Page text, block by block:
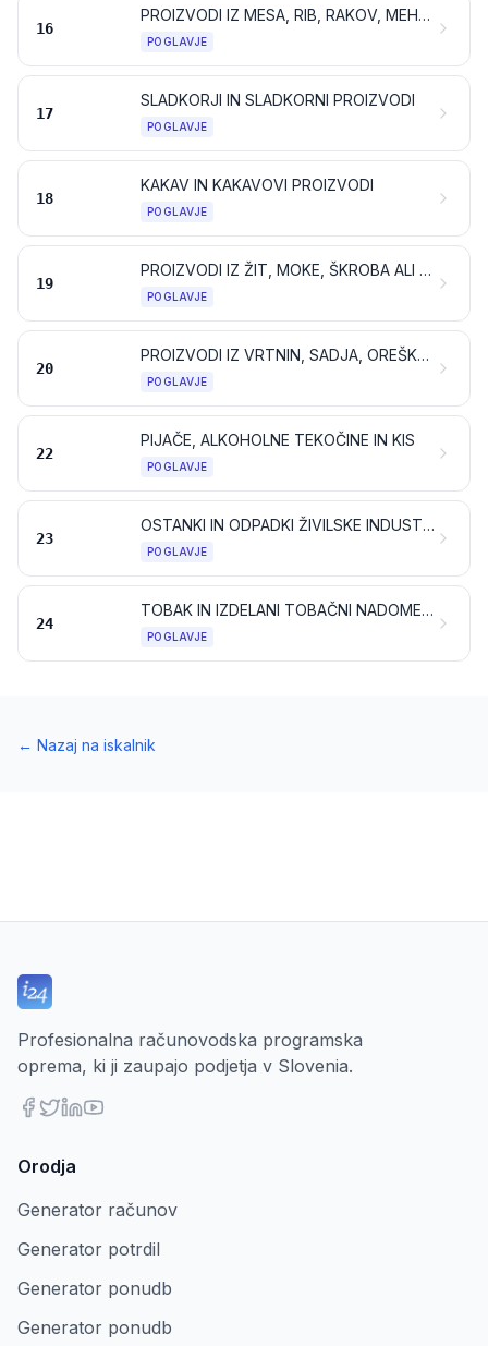
16
PROIZVODI IZ MESA, RIB, RAKOV, MEHKUŽCEV ALI DRUGIH VODNIH NEVRETENČARJEV ALI INSEKTOV
POGLAVJE
17
SLADKORJI IN SLADKORNI PROIZVODI
POGLAVJE
18
KAKAV IN KAKAVOVI PROIZVODI
POGLAVJE
19
PROIZVODI IZ ŽIT, MOKE, ŠKROBA ALI MLEKA; SLAŠČIČARSKI PROIZVODI
POGLAVJE
20
PROIZVODI IZ VRTNIN, SADJA, OREŠKOV ALI DRUGIH DELOV RASTLIN
POGLAVJE
22
PIJAČE, ALKOHOLNE TEKOČINE IN KIS
POGLAVJE
23
OSTANKI IN ODPADKI ŽIVILSKE INDUSTRIJE; PRIPRAVLJENA KRMA ZA ŽIVALI
POGLAVJE
24
TOBAK IN IZDELANI TOBAČNI NADOMESTKI; IZDELKI, KI VSEBUJEJO NIKOTIN ALI NE, NAMENJENI ZA VDIHAVANJE BREZ ZGOREVANJA; DRUGI IZDELKI, KI VSEBUJEJO NIKOTIN, NAMENJENI VNOSU NIKOTINA V ČLOVEŠKO TELO
POGLAVJE
← Nazaj na iskalnik
Profesionalna računovodska programska
oprema, ki ji zaupajo podjetja v Slovenia.
Orodja
Generator računov
Generator potrdil
Generator ponudb
Generator ponudb